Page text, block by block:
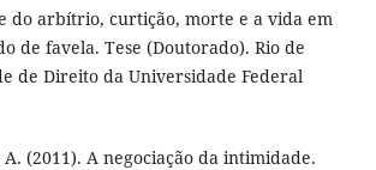
do arbítrio, curtição, morte e a vida em
de favela. Tese (Doutorado). Rio de
de Direito da Universidade Federal
A. (2011). A negociação da intimidade.